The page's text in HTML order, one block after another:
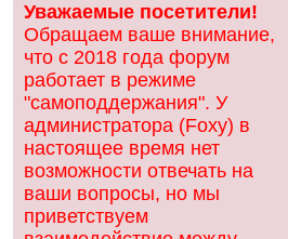
Уважаемые посетители!
Обращаем ваше внимание,
что с 2018 года форум
работает в режиме
"самоподдержания". У
администратора (Foxy) в
настоящее время нет
возможности отвечать на
ваши вопросы, но мы
приветствуем